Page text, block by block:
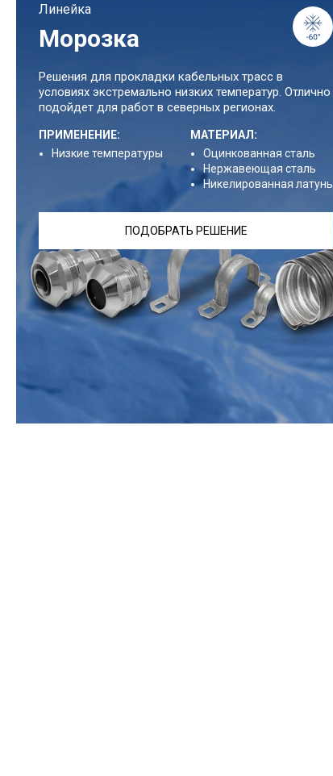
Линейка
Морозка
Решения для прокладки кабельных трасс в
условиях экстремально низких температур. Отлично
подойдет для работ в северных регионах.
ПРИМЕНЕНИЕ:
Низкие температуры
МАТЕРИАЛ:
Оцинкованная сталь
Нержавеющая сталь
Никелированная латунь
ПОДОБРАТЬ РЕШЕНИЕ